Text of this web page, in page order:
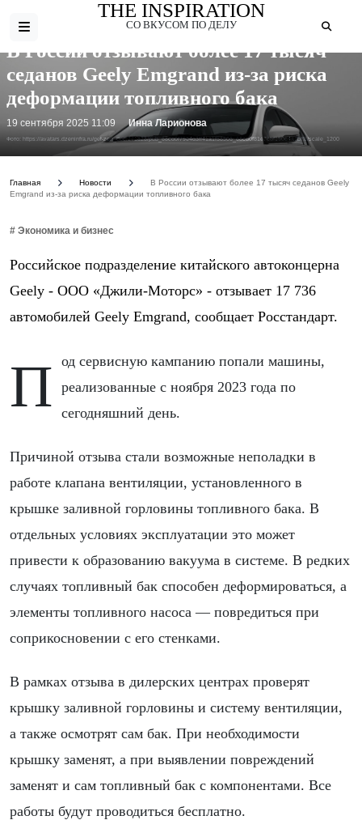
THE INSPIRATION
СО ВКУСОМ ПО ДЕЛУ
Фото: https://avatars.dzeninfra.ru/get-zen_doc/271828/pub_68cd0f79e4d3ff41a1f58506_68cd0f81e7cbf150e4a7bff8/scale_1200
В России отзывают более 17 тысяч
седанов Geely Emgrand из-за риска
деформации топливного бака
19 сентября 2025 11:09 Инна Ларионова
Главная Новости
В России отзывают более 17 тысяч седанов Geely
Emgrand из-за риска деформации топливного бака
# Экономика и бизнес
Российское подразделение китайского автоконцерна
Geely - ООО «Джили-Моторс» - отзывает 17 736
автомобилей Geely Emgrand, сообщает Росстандарт.
Под сервисную кампанию попали машины,
реализованные с ноября 2023 года по
сегодняшний день.
Причиной отзыва стали возможные неполадки в
работе клапана вентиляции, установленного в
крышке заливной горловины топливного бака. В
отдельных условиях эксплуатации это может
привести к образованию вакуума в системе. В редких
случаях топливный бак способен деформироваться, а
элементы топливного насоса — повредиться при
соприкосновении с его стенками.
В рамках отзыва в дилерских центрах проверят
крышку заливной горловины и систему вентиляции,
а также осмотрят сам бак. При необходимости
крышку заменят, а при выявлении повреждений
заменят и сам топливный бак с компонентами. Все
работы будут проводиться бесплатно.